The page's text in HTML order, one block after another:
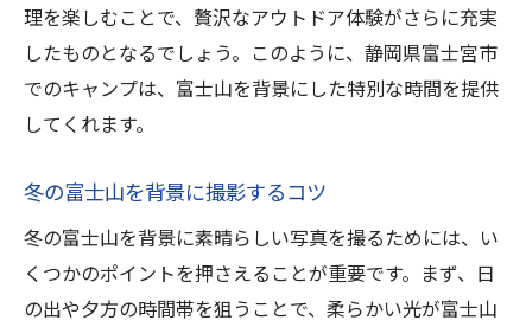
理を楽しむことで、贅沢なアウトドア体験がさらに充実
したものとなるでしょう。このように、静岡県富士宮市
でのキャンプは、富士山を背景にした特別な時間を提供
してくれます。
冬の富士山を背景に撮影するコツ
冬の富士山を背景に素晴らしい写真を撮るためには、い
くつかのポイントを押さえることが重要です。まず、日
の出や夕方の時間帯を狙うことで、柔らかい光が富士山